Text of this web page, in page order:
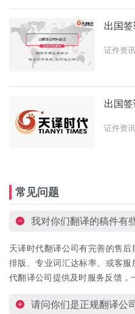
出国
证件资讯
出国
证件资讯
常见问题
我对你们翻译的稿件有
天译时代翻译公司有完善的售后
排版、专业词汇达标率、或客
代翻译公司提供及时服务反馈，
请问你们是正规翻译公